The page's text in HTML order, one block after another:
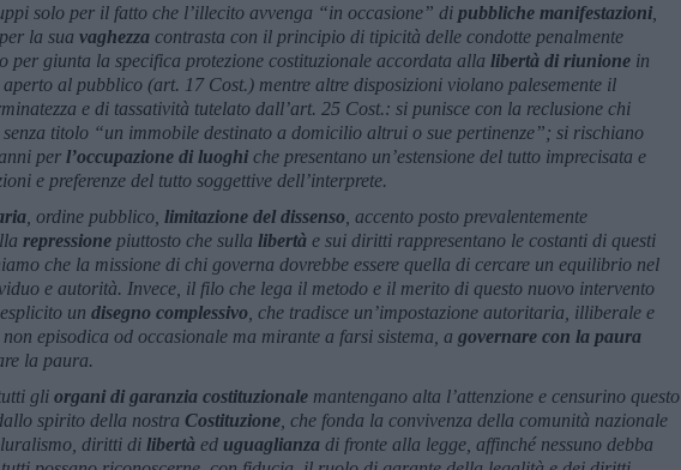
solo per il fatto che l’illecito avvenga “in occasione” di pubbliche manifestazioni
la sua vaghezza contrasta con il principio di tipicità delle condotte penalmente
per giunta la specifica protezione costituzionale accordata alla libertà di riunione in
al pubblico (art. 17 Cost.) mentre altre disposizioni violano palesemente il
e di tassatività tutelato dall’art. 25 Cost.: si punisce con la reclusione chi
senza titolo “un immobile destinato a domicilio altrui o sue pertinenze”; si rischiano
per l’occupazione di luoghi che presentano un’estensione del tutto imprecisata e
e preferenze del tutto soggettive dell’interprete.
, ordine pubblico, limitazione del dissenso , accento posto prevalentemente
repressione piuttosto che sulla libertà e sui diritti rappresentano le costanti di questi
che la missione di chi governa dovrebbe essere quella di cercare un equilibrio nel
e autorità. Invece, il filo che lega il metodo e il merito di questo nuovo intervento
un disegno complessivo , che tradisce un’impostazione autoritaria, illiberale e
episodica od occasionale ma mirante a farsi sistema, a governare con la paura
la paura.
gli organi di garanzia costituzionale mantengano alta l’attenzione e censurino questo
spirito della nostra Costituzione , che fonda la convivenza della comunità nazionale
diritti di libertà ed uguaglianza di fronte alla legge, affinché nessuno debba